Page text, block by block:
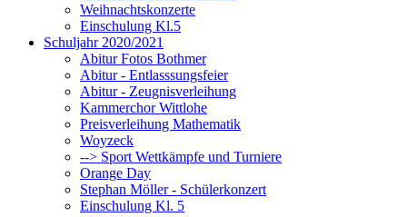
Weihnachtskonzerte
Einschulung Kl.5
Schuljahr 2020/2021
Abitur Fotos Bothmer
Abitur - Entlasssungsfeier
Abitur - Zeugnisverleihung
Kammerchor Wittlohe
Preisverleihung Mathematik
Woyzeck
--> Sport Wettkämpfe und Turniere
Orange Day
Stephan Möller - Schülerkonzert
Einschulung Kl. 5